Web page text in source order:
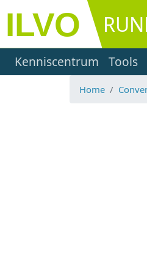
Overslaan en naar de inhoud
Main
Kenniscentrum Tools
Home